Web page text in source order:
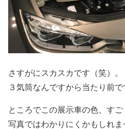
さすがにスカスカです（笑）
３気筒なんですから当たり前で
ところでこの展示車の色、すご
写真ではわかりにくかもしれ